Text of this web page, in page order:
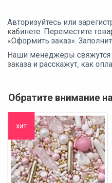
Авторизуйтесь или
кабинете. Переместите
«Оформить заказ».
Наши менеджеры свяжутся
заказа и расскажут, как
Обратите внимание на
хит